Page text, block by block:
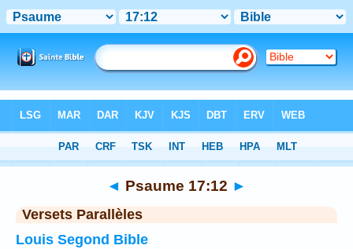
Chapitre 17> Verset 12
◄ Psaume 17:12 ►
Versets Parallèles
Louis Segond Bible